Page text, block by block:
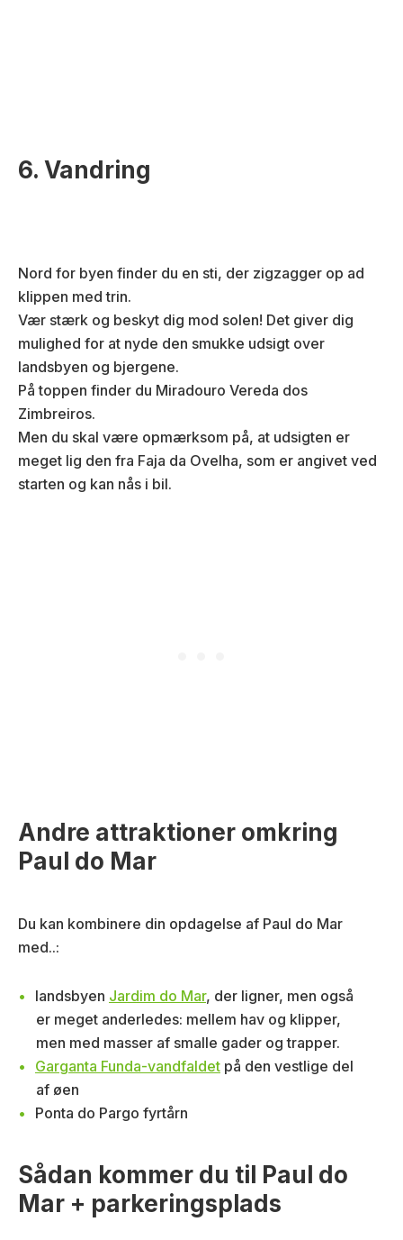
6. Vandring
Nord for byen finder du en sti, der zigzagger op ad
klippen med trin.
Vær stærk og beskyt dig mod solen! Det giver dig
mulighed for at nyde den smukke udsigt over
landsbyen og bjergene.
På toppen finder du Miradouro Vereda dos
Zimbreiros.
Men du skal være opmærksom på, at udsigten er
meget lig den fra Faja da Ovelha, som er angivet ved
starten og kan nås i bil.
Andre attraktioner omkring
Paul do Mar
Du kan kombinere din opdagelse af Paul do Mar
med..:
landsbyen Jardim do Mar, der ligner, men også
er meget anderledes: mellem hav og klipper,
men med masser af smalle gader og trapper.
Garganta Funda-vandfaldet på den vestlige del
af øen
Ponta do Pargo fyrtårn
Sådan kommer du til Paul do
Mar + parkeringsplads